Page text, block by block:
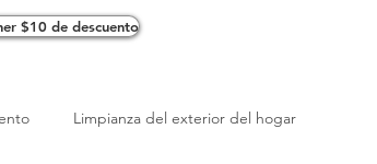
$10 de descuento
Limpianza del exterior del hogar